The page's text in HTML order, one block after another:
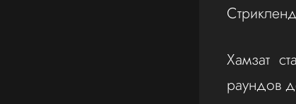
Хамзат
раундов